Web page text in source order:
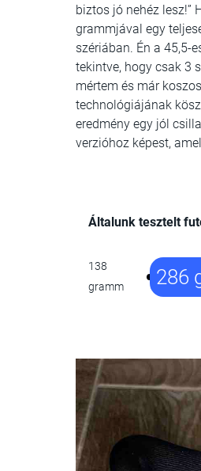
biztos jó nehéz lesz!”
grammjával egy
szériában. Én a 45,5-
tekintve, hogy csak 3
mértem és már
technológiájának
eredmény egy jól
verzióhoz képest,
Általunk tesztelt
138
gramm
286